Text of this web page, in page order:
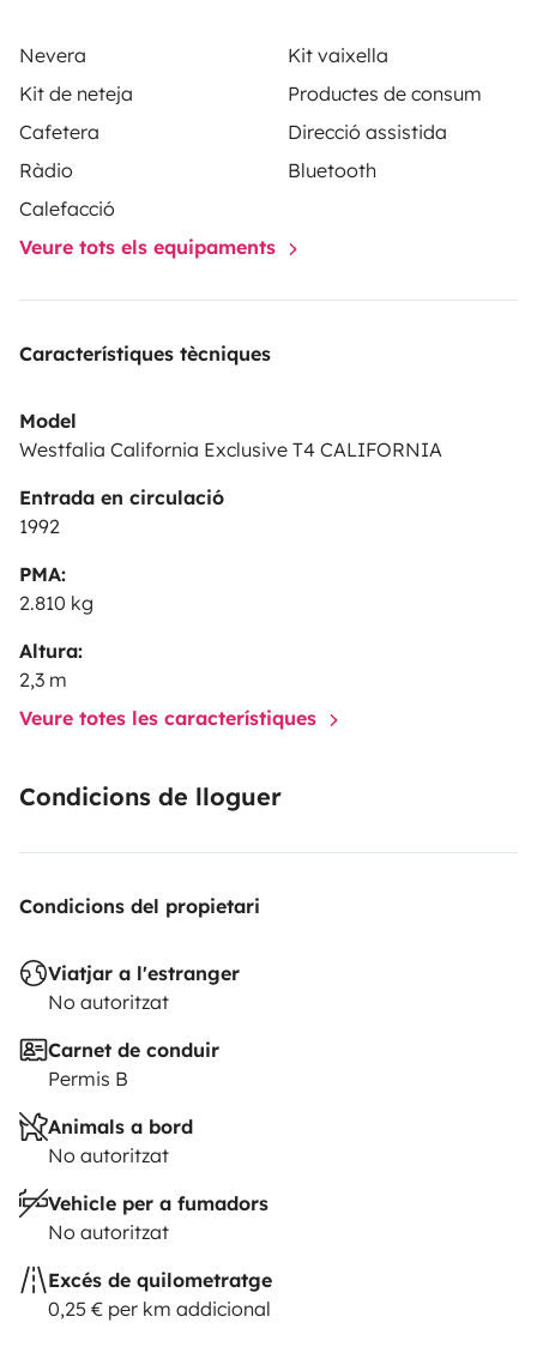
Nevera
Kit vaixella
Kit de neteja
Productes de consum
Cafetera
Direcció assistida
Ràdio
Bluetooth
Calefacció
Veure tots els equipaments
Característiques tècniques
Model
Westfalia California Exclusive T4 CALIFORNIA
Entrada en circulació
1992
PMA:
2.810 kg
Altura:
2,3 m
Veure totes les característiques
Condicions de lloguer
Condicions del propietari
Viatjar a l'estranger
No autoritzat
Carnet de conduir
Permis B
Animals a bord
No autoritzat
Vehicle per a fumadors
No autoritzat
Excés de quilometratge
0,25 € per km addicional